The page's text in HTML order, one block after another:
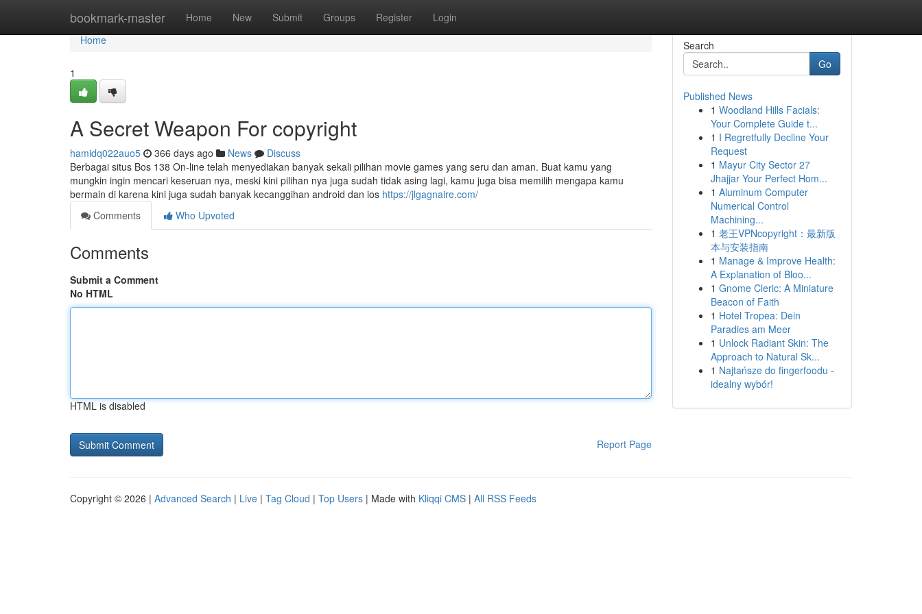
bookmark-master Home New Submit Groups Register Login
Home
Home
1
A Secret Weapon For copyright
hamidq022auo5 366 days ago News
Discuss
Berbagai situs Bos 138 On-line telah menyediakan banyak sekali pilihan movie games yang seru dan aman. Buat kamu yang
mungkin ingin mencari keseruan nya, meski kini pilihan nya juga sudah tidak asing lagi, kamu juga bisa memilih mengapa kamu
bermain di karena kini juga sudah banyak kecanggihan android dan ios https://jlgagnaire.com/
Comments
Who Upvoted
Comments
Submit a Comment
No HTML
HTML is disabled
Report Page
Search
Go
Published News
1 Woodland Hills Facials:
Your Complete Guide t...
1 I Regretfully Decline Your
Request
1 Mayur City Sector 27
Jhajjar Your Perfect Hom...
1 Aluminum Computer
Numerical Control
Machining...
1 老王VPNcopyright：最新版
本与安装指南
1 Manage & Improve Health:
A Explanation of Bloo...
1 Gnome Cleric: A Miniature
Beacon of Faith
1 Hotel Tropea: Dein
Paradies am Meer
1 Unlock Radiant Skin: The
Approach to Natural Sk...
1 Najtańsze do fingerfoodu -
idealny wybór!
Copyright © 2026 | Advanced Search | Live | Tag Cloud | Top Users | Made with Kliqqi CMS | All RSS Feeds